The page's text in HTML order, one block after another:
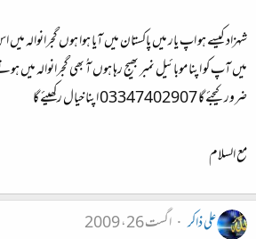
شہزاد کیسے ہو اپ یار میں پاکستان میں آیا ہوا ہوں گجرانوالہ
میں آپ کو اپنا موبائیل نمبر بھیج رہا ہوں آُ بھی گجرانوالہ میں
ضرور کیجئے گا 03347402907 اپنا خیال رکھیئے گا
مع السلام
علی ذاکر
اگست 26، 2009